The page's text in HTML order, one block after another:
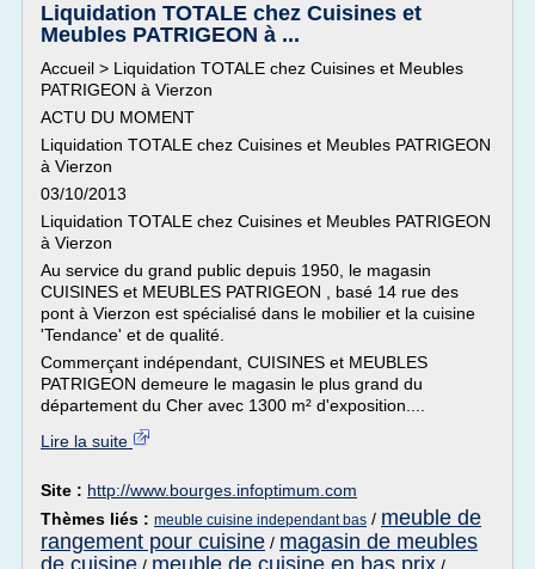
Liquidation TOTALE chez Cuisines et
Meubles PATRIGEON à ...
Accueil > Liquidation TOTALE chez Cuisines et Meubles
PATRIGEON à Vierzon
ACTU DU MOMENT
Liquidation TOTALE chez Cuisines et Meubles PATRIGEON
à Vierzon
03/10/2013
Liquidation TOTALE chez Cuisines et Meubles PATRIGEON
à Vierzon
Au service du grand public depuis 1950, le magasin
CUISINES et MEUBLES PATRIGEON , basé 14 rue des
pont à Vierzon est spécialisé dans le mobilier et la cuisine
'Tendance' et de qualité.
Commerçant indépendant, CUISINES et MEUBLES
PATRIGEON demeure le magasin le plus grand du
département du Cher avec 1300 m² d'exposition....
Lire la suite
Site : http://www.bourges.infoptimum.com
Thèmes liés : meuble cuisine independant bas / meuble de
rangement pour cuisine / magasin de meubles
de cuisine
meuble de cuisine en bas prix